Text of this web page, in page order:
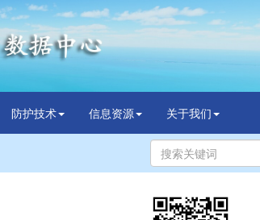
防护技术 信息资源 关于我们